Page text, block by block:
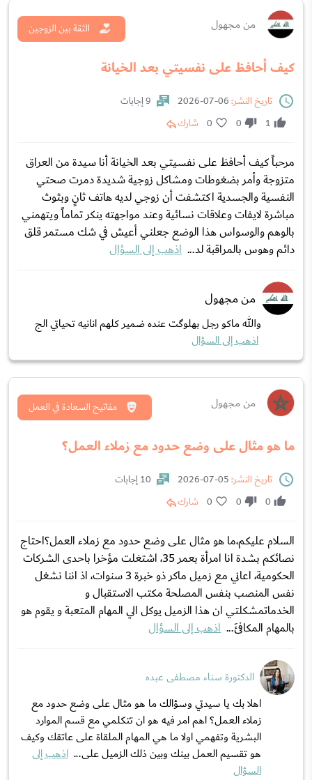
من مجهول
كيف أحافظ على نفسيتي بعد الخيانة
الثقة بين الزوجين
تاريخ النشر:
9 إجابات
1
0
0 شارك
مرحباً كيف أحافظ على نفسيتي بعد الخيانة أنا سيدة من العراق
متزوجة وأمر بضغوطات ومشاكل زوجية شديدة دمرت صحتي
النفسية والجسدية اكتشفت أن زوجي لديه هاتف ثانٍ وبثوث
مباشرة لايفات وعلاقات نسائية وعند مواجهته ينكر تماماً ويتهمني
بالوهم والوسواس هذا الوضع جعلني أعيش في شك مستمر قلق
دائم وهوس بالمراقبة لد... اذهب إلى السؤال
من مجهول
والله ماكو رجل بهلوگت عنده ضمير كلهم انانيه تحياتي الج
اذهب إلى السؤال
من مجهول
ما هو مثال على وضع حدود مع زملاء العمل؟
مفاتيح السعادة في العمل
تاريخ النشر:
10 إجابات
0
0
0 شارك
السلام عليكم،ما هو مثال على وضع حدود مع زملاء العمل؟احتاج
نصائكم بشدة انا امرأة بعمر 35، اشتغلت مؤخرا باحدى الشركات
الحكومية، اعاني مع زميل ماكر ذو خبرة 3 سنوات، اذ اننا نشغل
نفس المنصب بنفس المصلحة مكتب الاستقبال و
الخدماتمشكلتي ان هذا الزميل يوكل الي المهام المتعبة و يقوم هو
بالمهام المكافَئ... اذهب إلى السؤال
الدكتورة سناء مصطفى عبده
اهلا بك يا سيدتي وسؤالك ما هو مثال على وضع حدود مع
زملاء العمل؟ اهم امر فيه هو ان تتكلمي مع قسم الموارد
البشرية وتفهمي اولا ما هي المهام الملقاة على عاتقك وكيف
هو تقسيم العمل بينك وبين ذلك الزميل على... اذهب إلى
السؤال